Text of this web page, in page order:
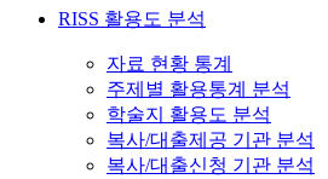
RISS 활용도 분석
자료 현황 통계
주제별 활용통계 분석
학술지 활용도 분석
복사/대출제공 기관 분석
복사/대출신청 기관 분석